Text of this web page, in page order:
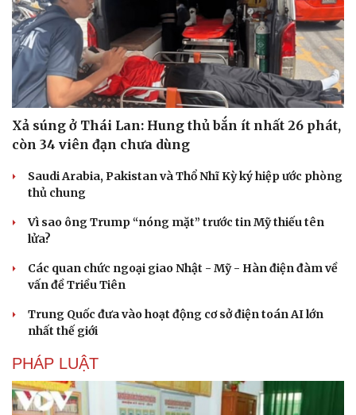
Xả súng ở Thái Lan: Hung thủ bắn ít nhất 26 phát,
còn 34 viên đạn chưa dùng
Saudi Arabia, Pakistan và Thổ Nhĩ Kỳ ký hiệp ước phòng
thủ chung
Vì sao ông Trump “nóng mặt” trước tin Mỹ thiếu tên
lửa?
Các quan chức ngoại giao Nhật - Mỹ - Hàn điện đàm về
vấn đề Triều Tiên
Trung Quốc đưa vào hoạt động cơ sở điện toán AI lớn
nhất thế giới
PHÁP LUẬT